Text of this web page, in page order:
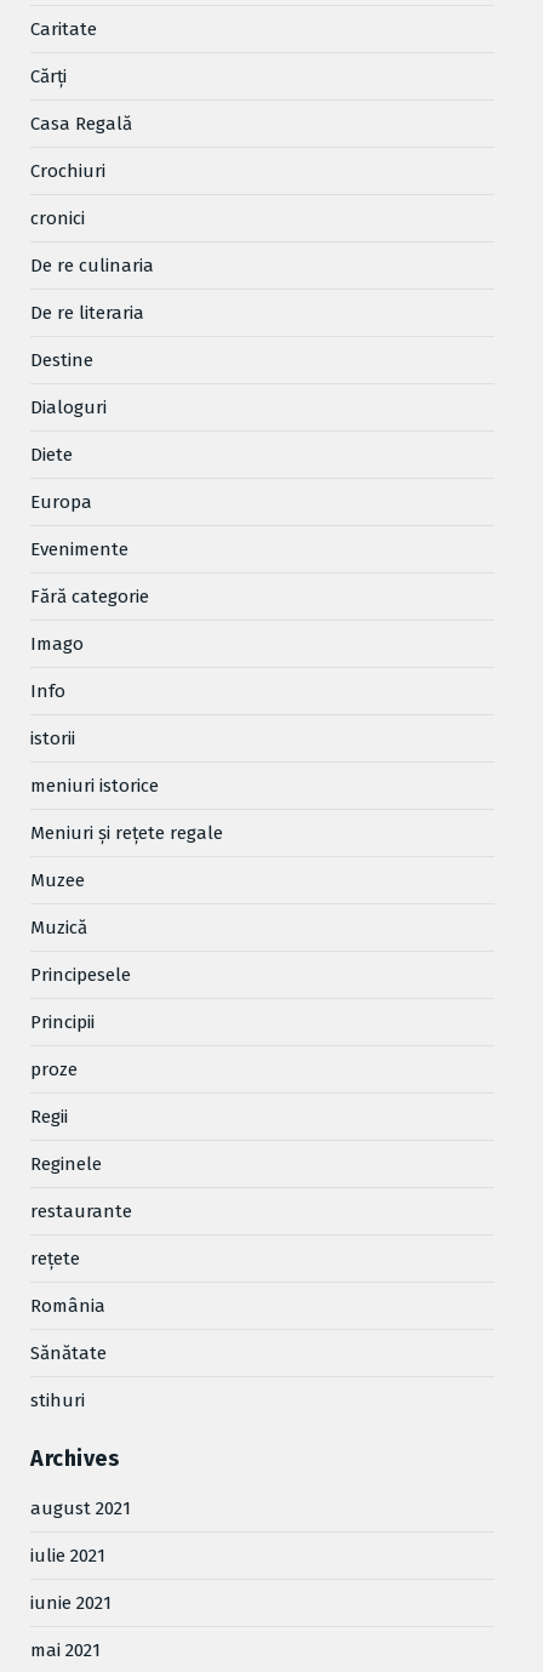
Caritate
Cărţi
Casa Regală
Crochiuri
cronici
De re culinaria
De re literaria
Destine
Dialoguri
Diete
Europa
Evenimente
Fără categorie
Imago
Info
istorii
meniuri istorice
Meniuri și rețete regale
Muzee
Muzică
Principesele
Principii
proze
Regii
Reginele
restaurante
reţete
România
Sănătate
stihuri
Archives
august 2021
iulie 2021
iunie 2021
mai 2021